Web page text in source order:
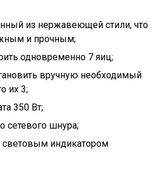
из нержавеющей стили, что
и прочным;
одновременно 7 яиц;
вручную необходимый
их 3;
350 Вт;
сетевого шнура;
световым индикатором